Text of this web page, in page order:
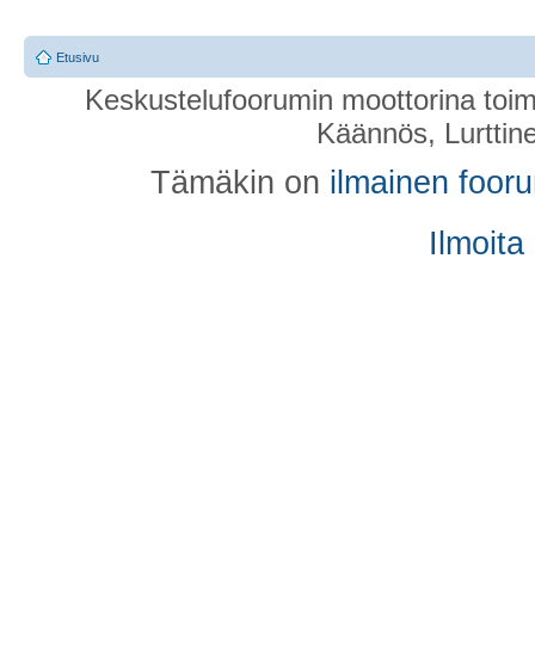
Etusivu
Keskustelufoorumin moottorina
Käännös,
Tämäkin on ilmainen